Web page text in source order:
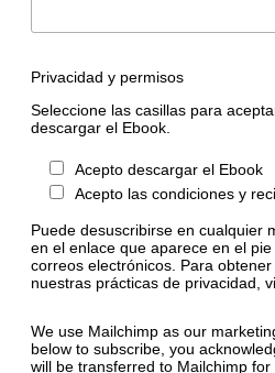
Privacidad y permisos
Seleccione las casillas para
descargar el Ebook.
Acepto descargar el Ebook
Acepto las condiciones y
Puede desuscribirse en cualquier
en el enlace que aparece en el
correos electrónicos. Para
nuestras prácticas de privacidad,
We use Mailchimp as our
below to subscribe, you
will be transferred to Mailchimp for